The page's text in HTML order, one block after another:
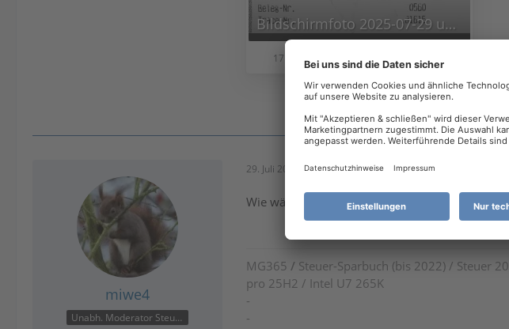
Bildschirmfoto 2025-07-29 um 22.14.14.png
171,34 kB 694 × 472
miwe4
Unabh. Moderator Steuer
29. Juli 2025 um 23:12
Wie wäre es mit einer Splitbuchung?
MG365 / Steuer-Sparbuch (bis 2022) / Steuer
pro 25H2 / Intel U7 265K
-
-